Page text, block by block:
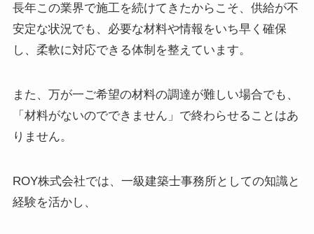
長年この業界で施工を続けてきたからこそ、供給が不
安定な状況でも、必要な材料や情報をいち早く確保
し、柔軟に対応できる体制を整えています。
また、万が一ご希望の材料の調達が難しい場合でも、
「材料がないのでできません」で終わらせることはあ
りません。
ROY株式会社では、一級建築士事務所としての知識と
経験を活かし、